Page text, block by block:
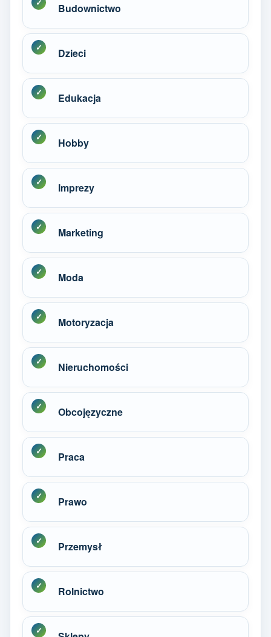
Budownictwo
Dzieci
Edukacja
Hobby
Imprezy
Marketing
Moda
Motoryzacja
Nieruchomości
Obcojęzyczne
Praca
Prawo
Przemysł
Rolnictwo